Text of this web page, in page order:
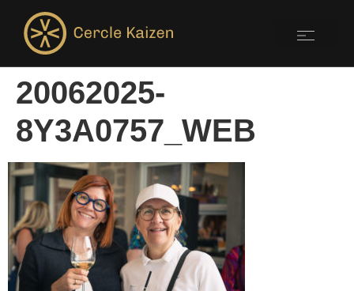
20062025-
8Y3A0757_WEB